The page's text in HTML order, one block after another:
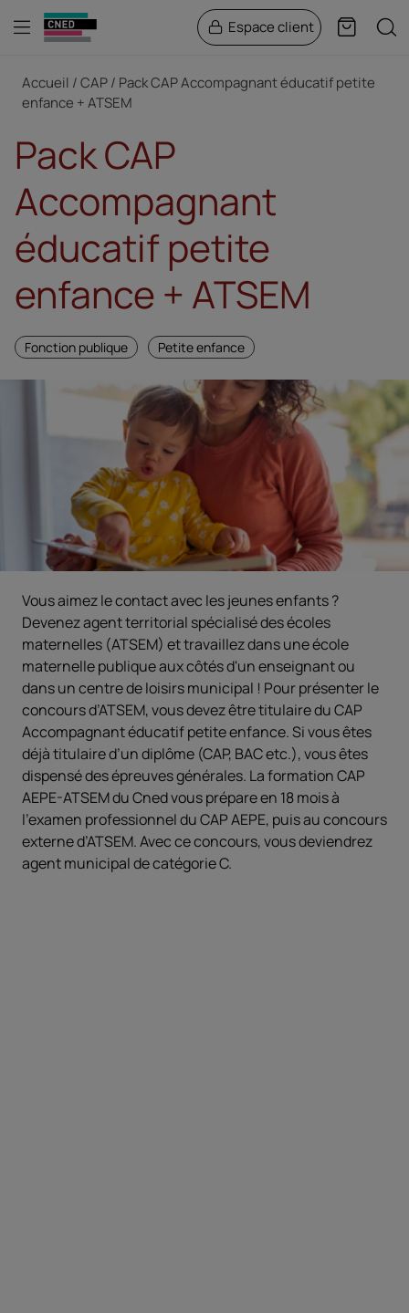
Menu Espace client Panier
Accueil CAP
Pack CAP Accompagnant éducatif petite
enfance + ATSEM
Pack CAP
Accompagnant
éducatif petite
enfance + ATSEM
Fonction publique Petite enfance
Vous aimez le contact avec les jeunes enfants ?
Devenez agent territorial spécialisé des écoles
maternelles (ATSEM) et travaillez dans une école
maternelle publique aux côtés d'un enseignant ou
dans un centre de loisirs municipal ! Pour présenter le
concours d’ATSEM, vous devez être titulaire du CAP
Accompagnant éducatif petite enfance. Si vous êtes
déjà titulaire d’un diplôme (CAP, BAC etc.), vous êtes
dispensé des épreuves générales. La formation CAP
AEPE-ATSEM du Cned vous prépare en 18 mois à
l’examen professionnel du CAP AEPE, puis au concours
externe d’ATSEM. Avec ce concours, vous deviendrez
agent municipal de catégorie C.